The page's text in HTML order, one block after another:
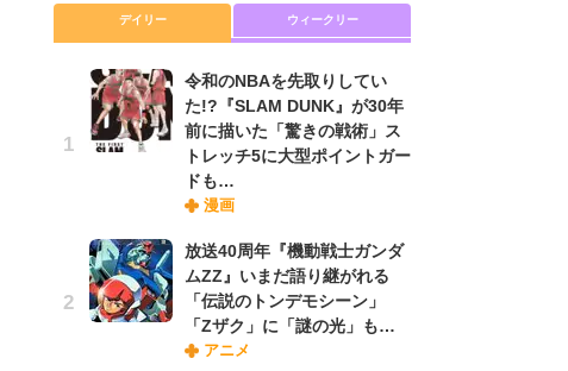
デイリー ウィークリー
令和のNBAを先取りしてい
た!?『SLAM DUNK』が30年
前に描いた「驚きの戦術」ス
トレッチ5に大型ポイントガー
ドも…
漫画
放送40周年『機動戦士ガンダ
ムZZ』いまだ語り継がれる
「伝説のトンデモシーン」
「Zザク」に「謎の光」も…
アニメ